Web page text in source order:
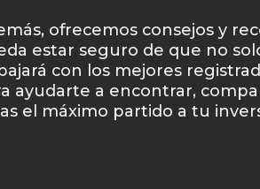
ofrecemos consejos y
estar seguro de que no
con los mejores
ayudarte a encontrar,
el máximo partido a tu